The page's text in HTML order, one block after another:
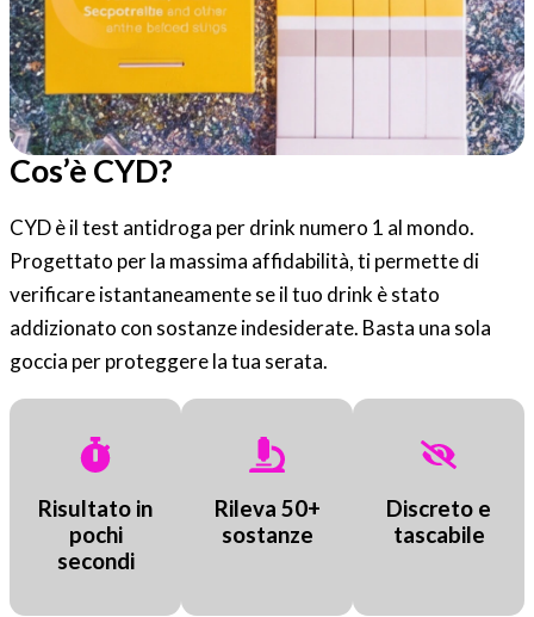
Cos’è CYD?
CYD è il test antidroga per drink numero 1 al mondo.
Progettato per la massima affidabilità, ti permette di
verificare istantaneamente se il tuo drink è stato
addizionato con sostanze indesiderate. Basta una sola
goccia per proteggere la tua serata.
Risultato in
pochi
secondi
Rileva 50+
sostanze
Discreto e
tascabile